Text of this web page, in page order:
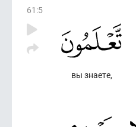
61 :5
вы знаете,